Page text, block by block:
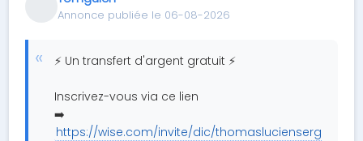
Annonce publiée le 06-08-2026
⚡ Un transfert d'argent gratuit ⚡
Inscrivez-vous via ce lien
➡️
https://wise.com/invite/dic/thomaslucienserg